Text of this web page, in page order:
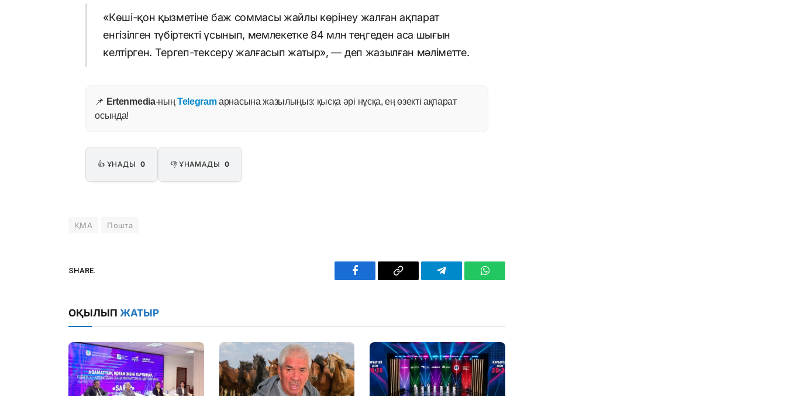
«Көші-қон қызметіне баж соммасы жайлы көрінеу жалған ақпарат
енгізілген түбіртекті ұсынып, мемлекетке 84 млн теңгеден аса шығын
келтірген. Тергеп-тексеру жалғасып жатыр», — деп жазылған мәліметте.
📌 Ertenmedia-ның Telegramарнасына жазылыңыз: қысқа әрі нұсқа, ең өзекті ақпарат
осында!
👍 ҰНАДЫ 0 👎 ҰНАМАДЫ 0
ҚМА Пошта
SHARE.
Facebook Copy
Telegram WhatsApp
ОҚЫЛЫП ЖАТЫР